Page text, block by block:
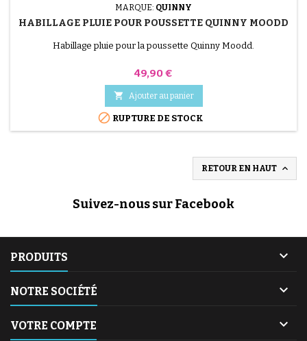
MARQUE: QUINNY
HABILLAGE PLUIE POUR POUSSETTE QUINNY MOODD
Habillage pluie pour la poussette Quinny Moodd.
Prix
49,90 €
 Ajouter au panier
 RUPTURE DE STOCK
RETOUR EN HAUT 
Suivez-nous sur Facebook
PRODUITS 
NOTRE SOCIÉTÉ 
VOTRE COMPTE 